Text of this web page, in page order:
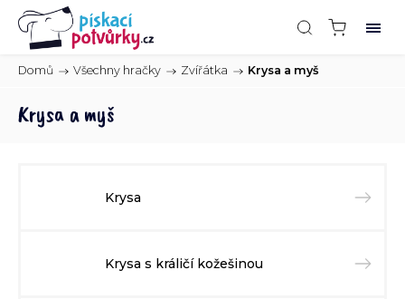
Domů / Všechny hračky / Zvířátka / Krysa a myš
Krysa a myš
Krysa
Krysa s králičí kožešinou